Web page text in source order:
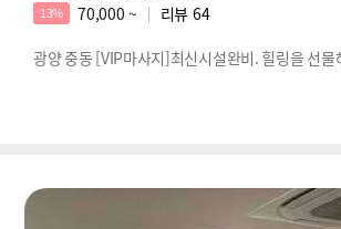
13% 70,000 ~ 리뷰 64
광양 중동 [VIP마사지]최신시설완비. 힐링을 선물